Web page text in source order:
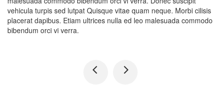
vehicula turpis sed lutpat Quisque vitae quam neque. Morbi cilisis
placerat dapibus. Etiam ultrices nulla ed leo malesuada commodo
bibendum orci vi verra.